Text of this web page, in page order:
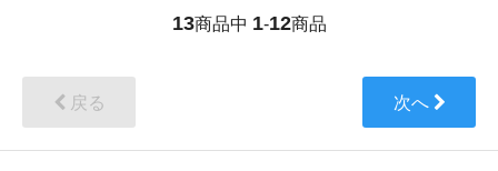
13商品中 1-12商品
戻る 次へ